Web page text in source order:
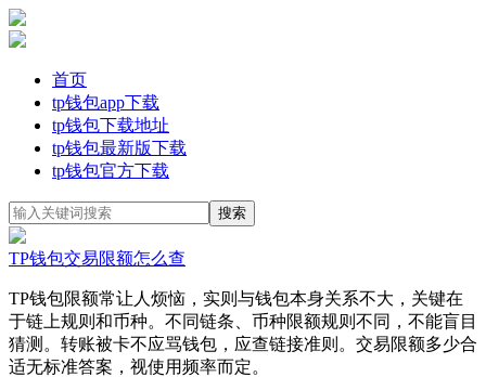
首页
tp钱包app下载
tp钱包下载地址
tp钱包最新版下载
tp钱包官方下载
TP钱包交易限额怎么查
TP钱包限额常让人烦恼，实则与钱包本身关系不大，关键在
于链上规则和币种。不同链条、币种限额规则不同，不能盲目
猜测。转账被卡不应骂钱包，应查链接准则。交易限额多少合
适无标准答案，视使用频率而定。